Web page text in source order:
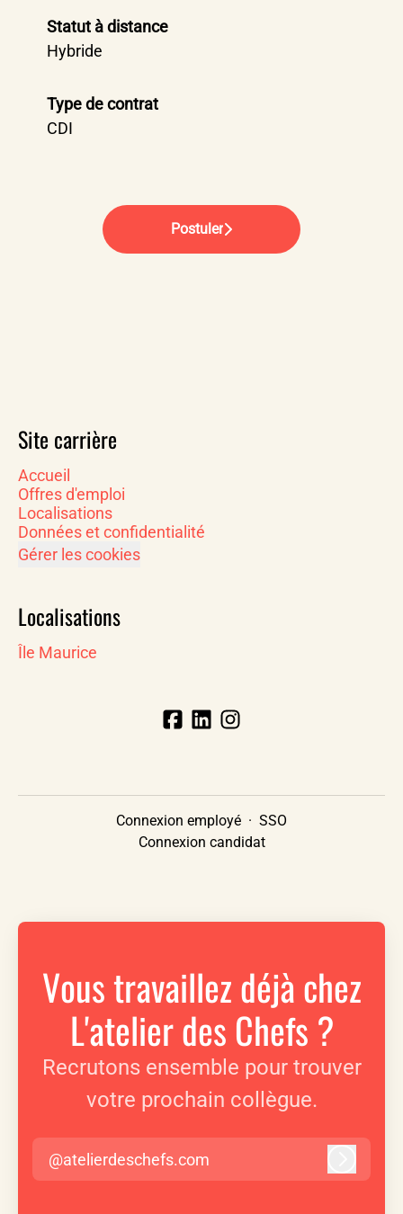
Statut à distance
Hybride
Type de contrat
CDI
Postuler
Site carrière
Accueil
Offres d'emploi
Localisations
Données et confidentialité
Gérer les cookies
Localisations
Île Maurice
Connexion employé · SSO
Connexion candidat
Vous travaillez déjà chez
L'atelier des Chefs ?
Recrutons ensemble pour trouver
votre prochain collègue.
@atelierdeschefs.com